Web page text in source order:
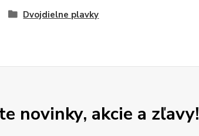
Dvojdielne plavky
novinky, akcie a zľavy!